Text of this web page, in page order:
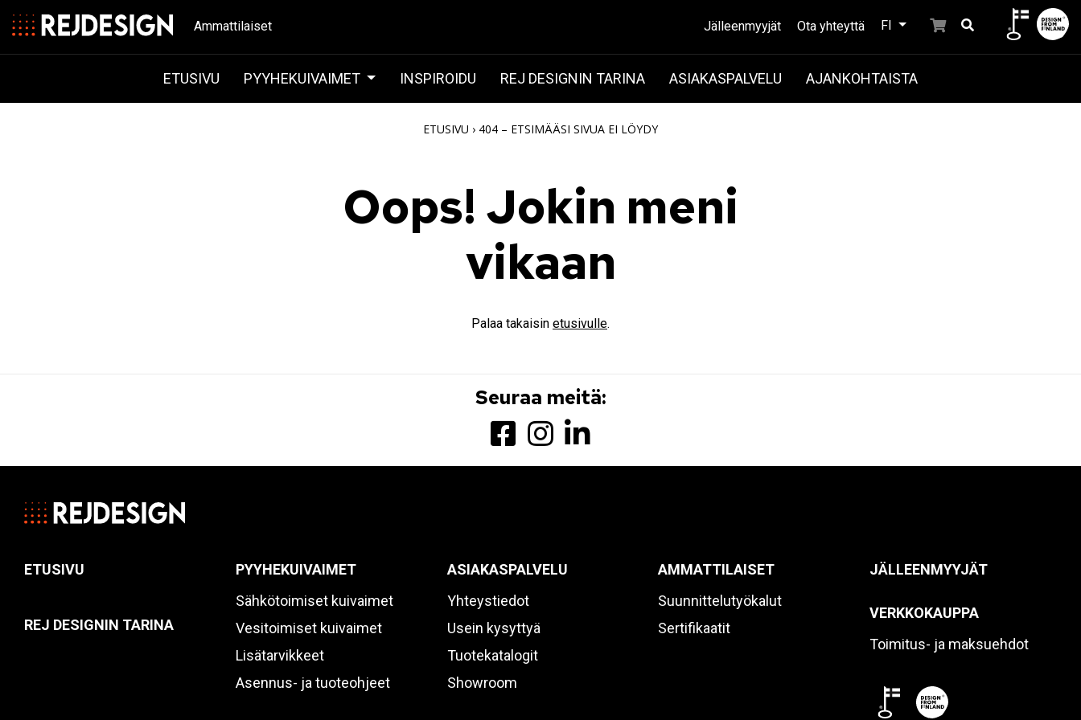
FI
Ammattilaiset Jälleenmyyjät Ota yhteyttä
ETUSIVU PYYHEKUIVAIMET INSPIROIDU REJ DESIGNIN TARINA ASIAKASPALVELU AJANKOHTAISTA
ETUSIVU › 404 – ETSIMÄÄSI SIVUA EI LÖYDY
Oops! Jokin meni
vikaan
Palaa takaisin etusivulle.
Seuraa meitä:
ETUSIVU
REJ DESIGNIN TARINA
PYYHEKUIVAIMET
Sähkötoimiset kuivaimet
Vesitoimiset kuivaimet
Lisätarvikkeet
Asennus- ja tuoteohjeet
ASIAKASPALVELU
Yhteystiedot
Usein kysyttyä
Tuotekatalogit
Showroom
AMMATTILAISET
Suunnittelutyökalut
Sertifikaatit
JÄLLEENMYYJÄT
VERKKOKAUPPA
Toimitus- ja maksuehdot